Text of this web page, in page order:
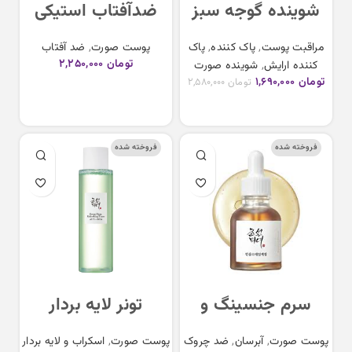
شوینده گوجه سبز
بیوتی آف جوسان
Beauty Of Joseon
Green Plum
Cleanser
مراقبت پوست,پاک کننده,پاک
کننده ارایش, شوینده صورت
۲,۵۸۰,۰۰۰ تومان ۱,۶۹۰,۰۰۰ تومان
ضدآفتاب استیکی
بیوتی آف جوسان
Beaytu Of Joseon
پوست صورت, ضد آفتاب
۲,۲۵۰,۰۰۰ تومان
فروخته شده
سرم جنسینگ و
حلزون بیوتی آفپوست صورت,آبرسان, ضد چروک
فروخته شده
تونر لایه بردار
AHA+BHA بیوتی آف
پوست صورت, اسکراب و لایه بردار